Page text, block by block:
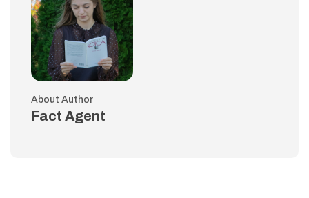
About Author
Fact Agent